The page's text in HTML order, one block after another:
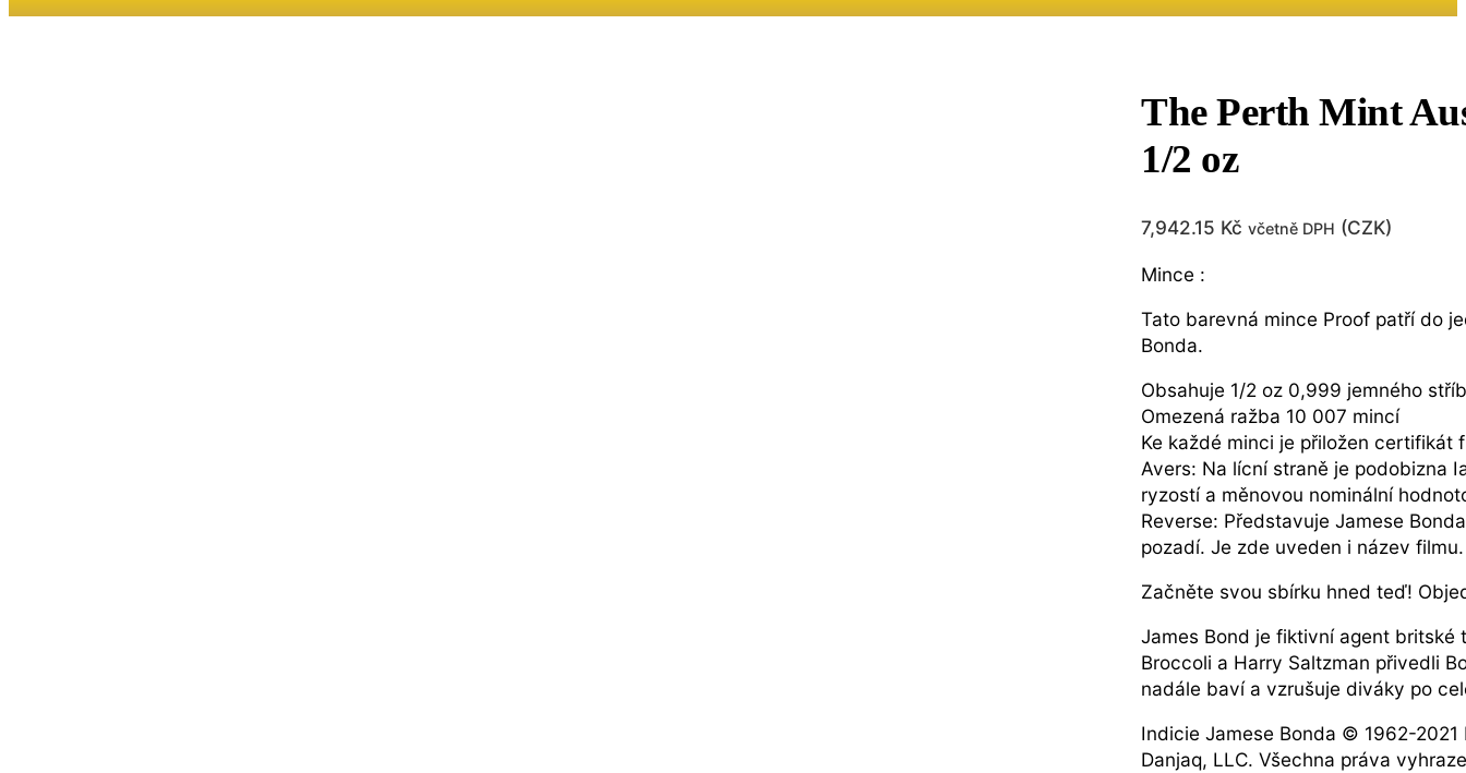
The Perth Mint
1/2 oz
7,942.15 Kč včetně DPH (CZK)
Mince :
Tato barevná mince Proof patří do
Bonda.
Obsahuje 1/2 oz 0,999 jemného
Omezená ražba 10 007 mincí
Ke každé minci je přiložen certifikát
Avers: Na lícní straně je podobizna
ryzostí a měnovou nominální
Reverse: Představuje Jamese
pozadí. Je zde uveden i název filmu.
Začněte svou sbírku hned teď!
James Bond je fiktivní agent britské
Broccoli a Harry Saltzman přivedli
nadále baví a vzrušuje diváky po
Indicie Jamese Bonda © 1962-
Danjaq, LLC. Všechna práva